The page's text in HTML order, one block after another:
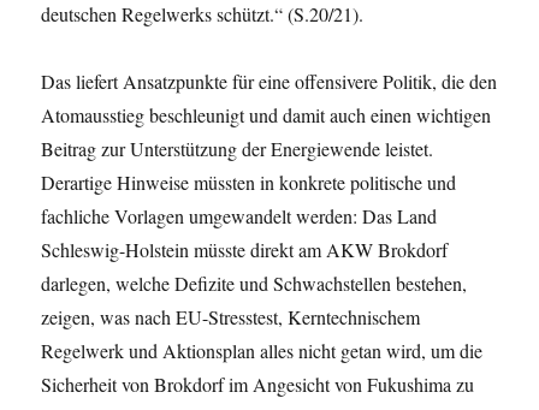
deutschen Regelwerks schützt.“ (S.20/21).
Das liefert Ansatzpunkte für eine offensivere Politik, die den
Atomausstieg beschleunigt und damit auch einen wichtigen
Beitrag zur Unterstützung der Energiewende leistet.
Derartige Hinweise müssten in konkrete politische und
fachliche Vorlagen umgewandelt werden: Das Land
Schleswig-Holstein müsste direkt am AKW Brokdorf
darlegen, welche Defizite und Schwachstellen bestehen,
zeigen, was nach EU-Stresstest, Kerntechnischem
Regelwerk und Aktionsplan alles nicht getan wird, um die
Sicherheit von Brokdorf im Angesicht von Fukushima zu